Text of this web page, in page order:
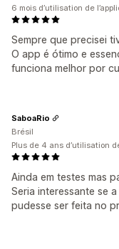
Sempre que precisei
O app é ótimo e
funciona melhor por
6 mois d’utilisation de
Ainda em testes mas
Seria interessante se
pudesse ser feita no
SaboaRio
Brésil
Plus de 4 ans d’utilisation